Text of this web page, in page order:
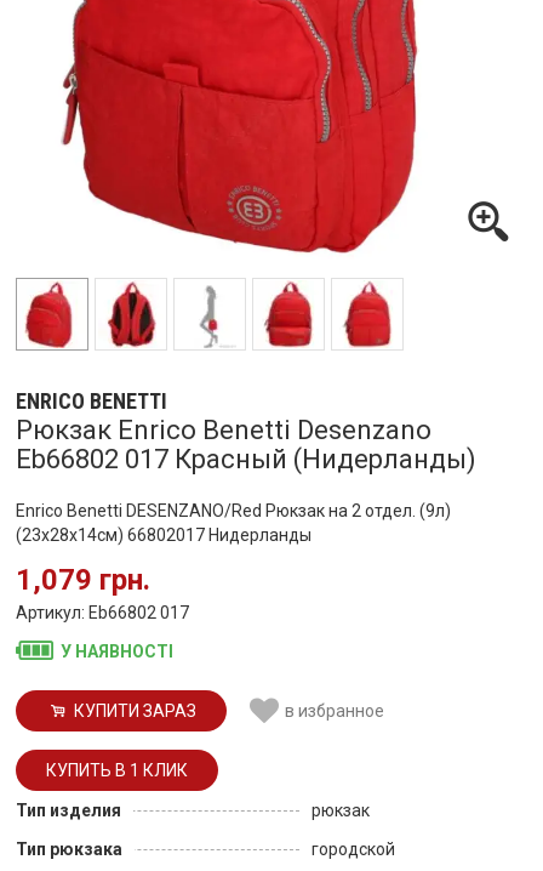
ENRICO BENETTI
Рюкзак Enrico Benetti Desenzano
Eb66802 017 Красный (Нидерланды)
Enrico Benetti DESENZANO/Red Рюкзак на 2 отдел. (9л)
(23x28x14см) 66802017 Нидерланды
1,079 грн.
Артикул: Eb66802 017
У НАЯВНОСТІ
КУПИТИ ЗАРАЗ в избранное
Тип изделия
рюкзак
Тип рюкзака
городской